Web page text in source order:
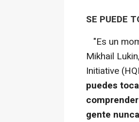
SE PUEDE
"Es un
Mikhail
Initiative
puedes
gente